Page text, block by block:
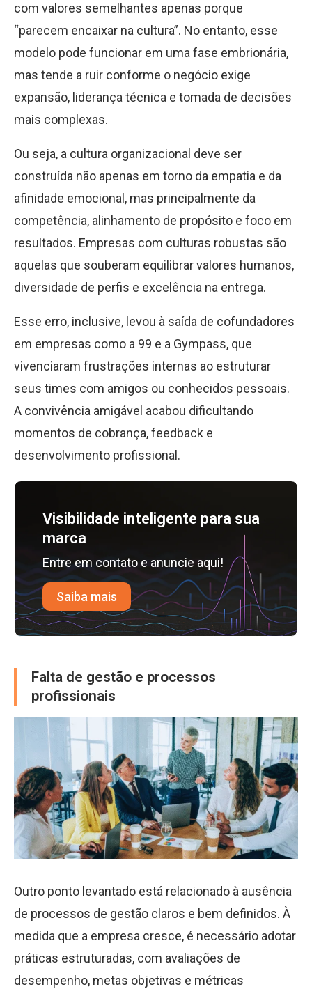
com valores semelhantes apenas porque
“parecem encaixar na cultura”. No entanto, esse
modelo pode funcionar em uma fase embrionária,
mas tende a ruir conforme o negócio exige
expansão, liderança técnica e tomada de decisões
mais complexas.
Ou seja, a cultura organizacional deve ser
construída não apenas em torno da empatia e da
afinidade emocional, mas principalmente da
competência, alinhamento de propósito e foco em
resultados. Empresas com culturas robustas são
aquelas que souberam equilibrar valores humanos,
diversidade de perfis e excelência na entrega.
Esse erro, inclusive, levou à saída de cofundadores
em empresas como a 99 e a Gympass, que
vivenciaram frustrações internas ao estruturar
seus times com amigos ou conhecidos pessoais.
A convivência amigável acabou dificultando
momentos de cobrança, feedback e
desenvolvimento profissional.
Visibilidade inteligente para sua
marca
Entre em contato e anuncie aqui!
Saiba mais
Falta de gestão e processos
profissionais
Outro ponto levantado está relacionado à ausência
de processos de gestão claros e bem definidos. À
medida que a empresa cresce, é necessário adotar
práticas estruturadas, com avaliações de
desempenho, metas objetivas e métricas